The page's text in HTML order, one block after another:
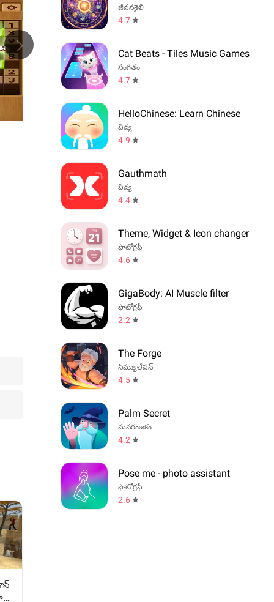
జీవనశైలి
4.7
Cat Beats - Tiles Music Games
సంగీతం
4.7
HelloChinese: Learn Chinese
విద్య
4.9
Gauthmath
విద్య
4.4
Theme, Widget & Icon changer
ఫోటోగ్రఫీ
4.6
GigaBody: AI Muscle filter
ఫోటోగ్రఫీ
2.2
The Forge
సిమ్యులేషన్
4.5
Palm Secret
మనరంజకం
4.2
Pose me - photo assistant
ఫోటోగ్రఫీ
2.6